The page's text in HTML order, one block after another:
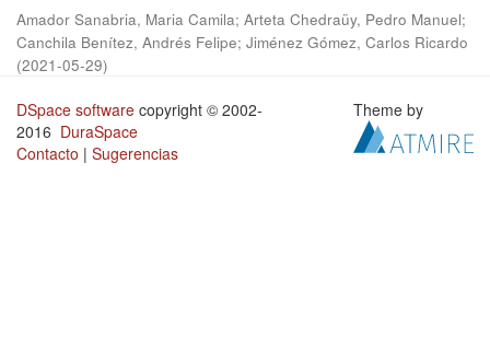
Amador Sanabria, Maria Camila; Arteta Chedraüy, Pedro Manuel;
Canchila Benítez, Andrés Felipe; Jiménez Gómez, Carlos Ricardo
(2021-05-29)
DSpace software copyright © 2002-
2016 DuraSpace
Contacto | Sugerencias
Theme by